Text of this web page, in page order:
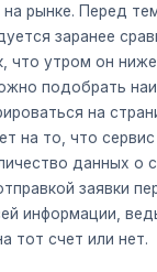
рынке. Перед
заранее
что утром он
подобрать
на
на то, что
данных о
заявки
информации,
тот счет или нет.